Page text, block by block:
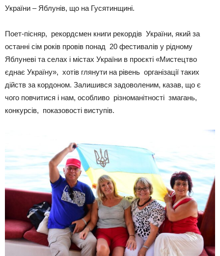
України – Яблунів, що на Гусятинщині.
Поет-пісняр, рекордсмен книги рекордів України, який за
останні сім років провів понад 20 фестивалів у рідному
Яблуневі та селах і містах України в проєкті «Мистецтво
єднає Україну», хотів глянути на рівень організації таких
дійств за кордоном. Залишився задоволеним, казав, що є
чого повчитися і нам, особливо різноманітності змагань,
конкурсів, показовості виступів.